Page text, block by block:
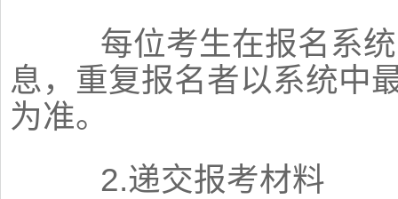
每位考生在报名系统
息，重复报名者以系统中
为准。
2.递交报考材料